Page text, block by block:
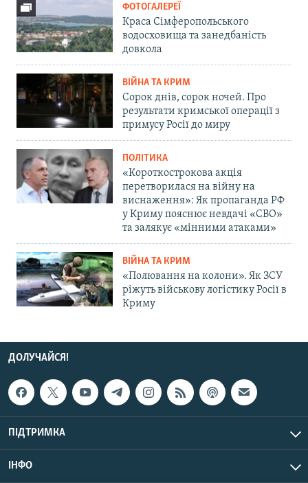
ФОТОГАЛЕРЕЇ
Краса Сімферопольського
водосховища та занедбаність
довкола
ВІЙНА ТА КРИМ
Сорок днів, сорок ночей. Про
результати кримської операції з
примусу Росії до миру
ПОЛІТИКА
«Короткострокова акція
перетворилася на війну на
виснаження»: Як пропаганда РФ
у Криму пояснює невдачі «СВО»
та залякує «мінними атаками»
ВІЙНА ТА КРИМ
«Полювання на колони». Як ЗСУ
ріжуть військову логістику Росії в
Криму
ДОЛУЧАЙСЯ!
ПІДТРИМКА
ІНФО